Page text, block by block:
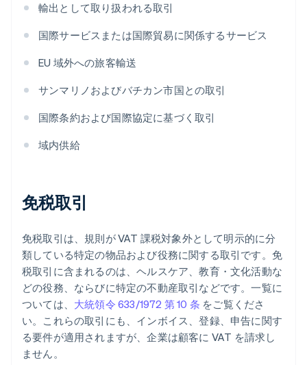
輸出として取り扱われる取引
国際サービスまたは国際貿易に関係するサービス
EU 域外への旅客輸送
サンマリノおよびバチカン市国との取引
国際条約および国際協定に基づく取引
域内供給
免税取引
免税取引は、規則が VAT 課税対象外として明示的に分
類している特定の物品および役務に関する取引です。免
税取引に含まれるのは、ヘルスケア、教育・文化活動な
どの役務、ならびに特定の不動産取引などです。一覧に
ついては、 大統領令 633/1972 第 10 条 をご覧くださ
い。これらの取引にも、インボイス、登録、申告に関す
る要件が適用されますが、企業は顧客に VAT を請求し
ません。